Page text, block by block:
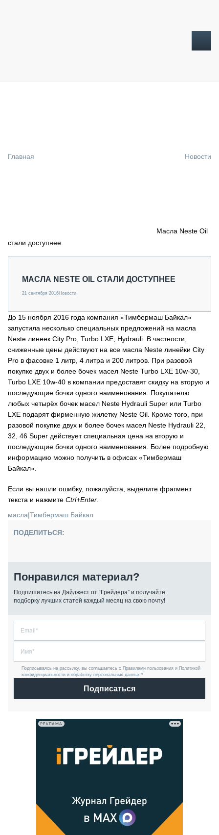
СПЕЦПРОЕКТЫ
О ПРОЕКТЕ
Главная Новости
Масла Neste Oil
стали доступнее
МАСЛА NESTE OIL СТАЛИ ДОСТУПНЕЕ
21 сентября 2016Новости
До 15 ноября 2016 года компания «Тимбермаш Байкал»
запустила несколько специальных предложений на масла
Neste линеек City Pro, Turbo LXE, Hydrauli. В частности,
сниженные цены действуют на все масла Neste линейки City
Pro в фасовке 1 литр, 4 литра и 200 литров. При разовой
покупке двух и более бочек масел Neste Turbo LXE 10w-30,
Turbo LXE 10w-40 в компании предоставят скидку на вторую и
последующие бочки одного наименования. Покупателю
любых четырёх бочек масел Neste Hydrauli Super или Turbo
LXE подарят фирменную жилетку Neste Oil. Кроме того, при
разовой покупке двух и более бочек масел Neste Hydrauli 22,
32, 46 Super действует специальная цена на вторую и
последующие бочки одного наименования. Более подробную
информацию можно получить в офисах «Тимбермаш
Байкал».
Если вы нашли ошибку, пожалуйста, выделите фрагмент
текста и нажмите Ctrl+Enter
масла|Тимбермаш Байкал
ПОДЕЛИТЬСЯ:
Понравился материал?
Подпишитесь на Дайджест от “Грейдера” и получайте
подборку лучших статей каждый месяц на свою почту!
Подписываясь на рассылку, вы соглашаетесь с Правилами пользования и Политикой
конфиденциальности и обработку персональных данных *
Подписаться
РЕКЛАМА